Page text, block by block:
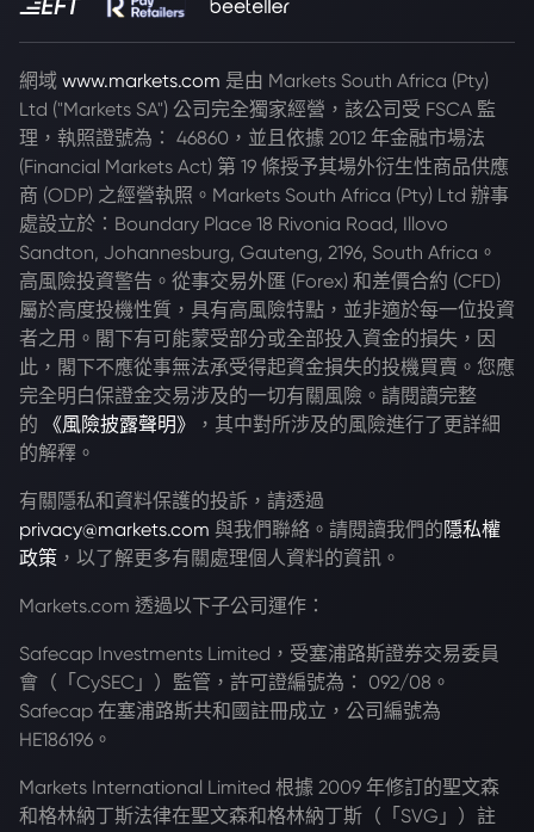
網域 www.markets.com 是由 Markets South Africa (Pty)
Ltd ("Markets SA") 公司完全獨家經營，該公司受 FSCA 監
理，執照證號為： 46860，並且依據 2012 年金融市場法
(Financial Markets Act) 第 19 條授予其場外衍生性商品供應
商 (ODP) 之經營執照。Markets South Africa (Pty) Ltd 辦事
處設立於：Boundary Place 18 Rivonia Road, Illovo
Sandton, Johannesburg, Gauteng, 2196, South Africa。
高風險投資警告。從事交易外匯 (Forex) 和差價合約 (CFD)
屬於高度投機性質，具有高風險特點，並非適於每一位投資
者之用。閣下有可能蒙受部分或全部投入資金的損失，因
此，閣下不應從事無法承受得起資金損失的投機買賣。您應
完全明白保證金交易涉及的一切有關風險。請閱讀完整
的
《風險披露聲明》
，其中對所涉及的風險進行了更詳細
的解釋。
有關隱私和資料保護的投訴，請透過
privacy@markets.com 與我們聯絡。請閱讀我們的 隱私權
政策 ，以了解更多有關處理個人資料的資訊。
Markets.com 透過以下子公司運作：
Safecap Investments Limited，受塞浦路斯證券交易委員
會（「CySEC」）監管，許可證編號為： 092/08。
Safecap 在塞浦路斯共和國註冊成立，公司編號為
HE186196。
Markets International Limited 根據 2009 年修訂的聖文森
和格林納丁斯法律在聖文森和格林納丁斯（「SVG」）註